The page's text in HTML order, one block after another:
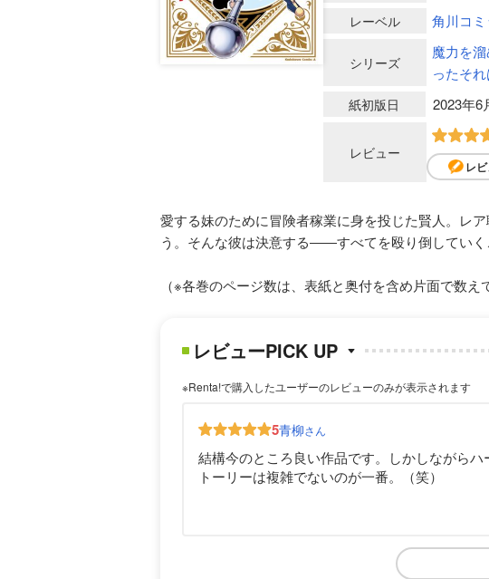
レーベル 角川コ
シリーズ
魔力を
ったそ
紙初版日 2023年6
レビュー
レ
愛する妹のために冒険者稼業に身を投じた賢人。レ
う。そんな彼は決意する――すべてを殴り倒していく
（※各巻のページ数は、表紙と奥付を含め片面で数え
レビューPICK UP
※Renta!で購入したユーザーのレビューのみが表示されます
5青柳さん
結構今のところ良い作品です。しかしながら
トーリーは複雑でないのが一番。（笑）